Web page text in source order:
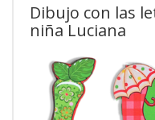
Dibujo con las
niña Luciana